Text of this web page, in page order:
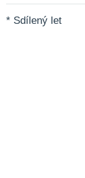
* Sdílený let